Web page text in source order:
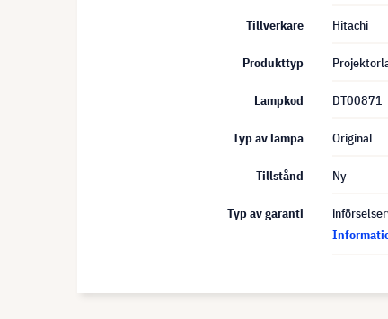
Tillverkare Hitachi
Produkttyp
Lampkod DT00871
Typ av lampa Original
Tillstånd Ny
Typ av garanti